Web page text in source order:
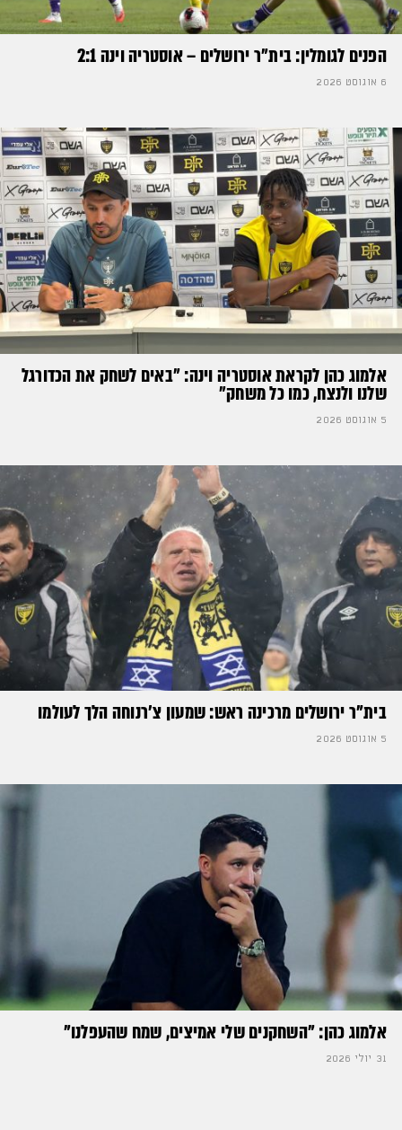
הפנים לגומלין: בית״ר ירושלים – אוסטריה וינה 2:1
6 אוגוסט 2026
אלמוג כהן לקראת אוסטריה וינה: ״באים לשחק את הכדורגל
שלנו ולנצח, כמו כל משחק״
5 אוגוסט 2026
בית"ר ירושלים מרכינה ראש: שמעון צ'רנוחה הלך לעולמו
5 אוגוסט 2026
אלמוג כהן: "השחקנים שלי אמיצים, שמח שהעפלנו"
31 יולי 2026